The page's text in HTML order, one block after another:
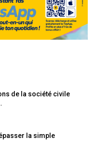
de la société civile
la simple